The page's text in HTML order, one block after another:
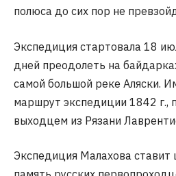
полюса до сих пор не
Экспедиция стартовала 18
дней преодолеть на
самой большой реке Аляски.
маршрут экспедиции 1842 г.,
выходцем из Рязани
Экспедиция Малахова ставит